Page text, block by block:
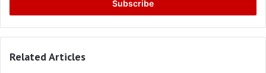
Related Articles